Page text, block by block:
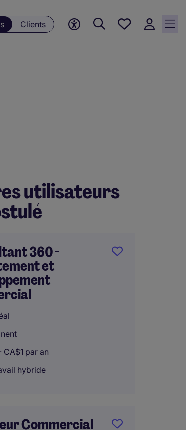
Clients
Mes
utilisateurs
360 -
et
CA$1 par an
hybride
Commercial